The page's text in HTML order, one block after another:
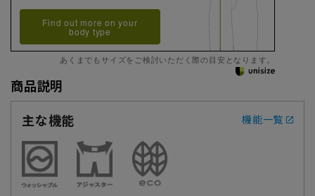
Find out more on your
body type
あくまでもサイズをご検討いただく際の目安となります。
商品説明
主な機能
機能一覧